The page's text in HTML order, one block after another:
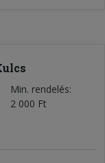
Min. rendelés
2 000 Ft